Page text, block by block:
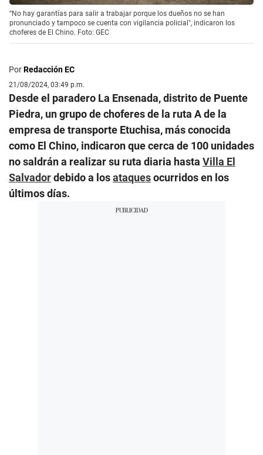
“No hay garantías para salir a trabajar porque los dueños no se han
pronunciado y tampoco se cuenta con vigilancia policial", indicaron los
choferes de El Chino. Foto: GEC
PorRedacción EC
21/08/2024, 03:49 p.m.
Desde el paradero La Ensenada, distrito de Puente
Piedra, un grupo de choferes de la ruta A de la
empresa de transporte Etuchisa, más conocida
como El Chino, indicaron que cerca de 100 unidades
no saldrán a realizar su ruta diaria hasta Villa El
Salvadordebido a losataquesocurridos en los
últimos días.